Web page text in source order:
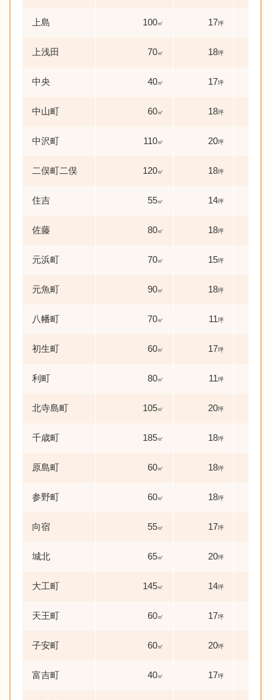
上島 100㎡ 17坪
上浅田 70㎡ 18坪
中央 40㎡ 17坪
中山町 60㎡ 18坪
中沢町 110㎡ 20坪
二俣町二俣 120㎡ 18坪
住吉 55㎡ 14坪
佐藤 80㎡ 18坪
元浜町 70㎡ 15坪
元魚町 90㎡ 18坪
八幡町 70㎡ 11坪
初生町 60㎡ 17坪
利町 80㎡ 11坪
北寺島町 105㎡ 20坪
千歳町 185㎡ 18坪
原島町 60㎡ 18坪
参野町 60㎡ 18坪
向宿 55㎡ 17坪
城北 65㎡ 20坪
大工町 145㎡ 14坪
天王町 60㎡ 17坪
子安町 60㎡ 20坪
富吉町 40㎡ 17坪